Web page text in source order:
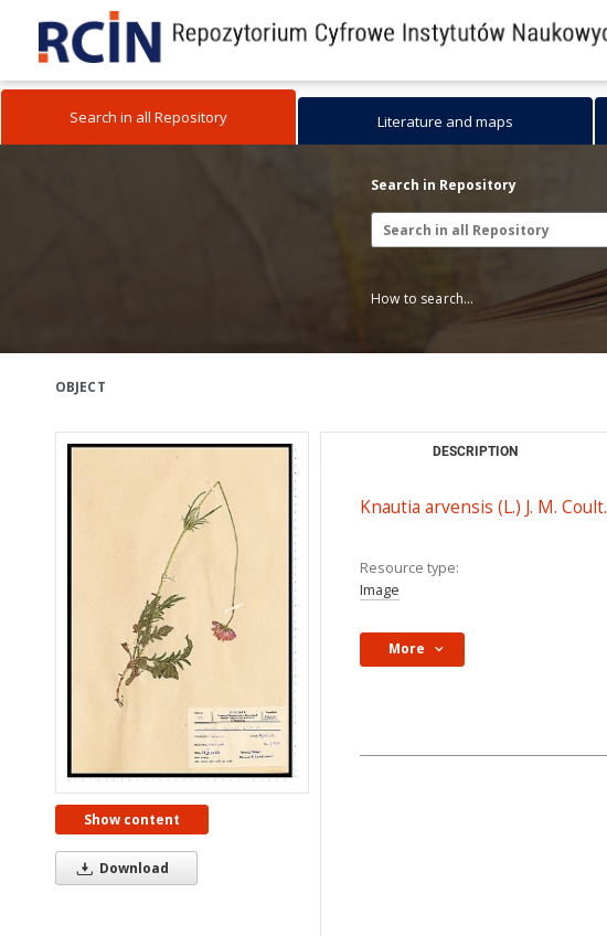
Search in all Repository Literature and maps
Search in Repository
How to search...
OBJECT
Show content
Download
DESCRIPTION
Knautia arvensis (L.) J. M. Coult.
Resource type:
Image
More